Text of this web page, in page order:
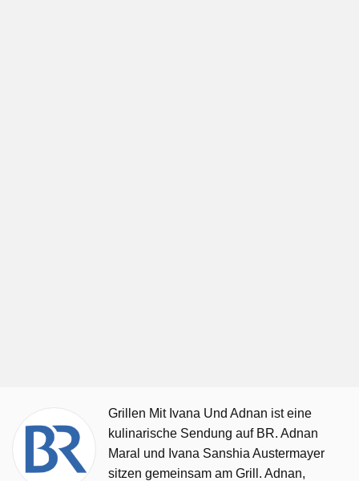
Grillen Mit Ivana Und Adnan ist eine
kulinarische Sendung auf BR. Adnan
Maral und Ivana Sanshia Austermayer
sitzen gemeinsam am Grill. Adnan,